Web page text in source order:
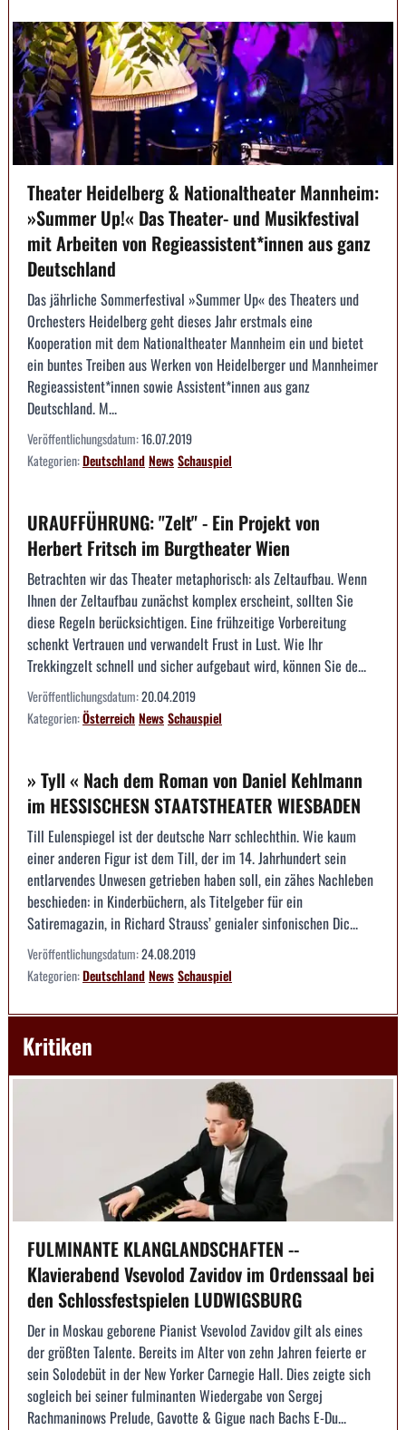
Theater Heidelberg & Nationaltheater Mannheim:
»Summer Up!« Das Theater- und Musikfestival
mit Arbeiten von Regieassistent*innen aus ganz
Deutschland
Das jährliche Sommerfestival »Summer Up« des Theaters und
Orchesters Heidelberg geht dieses Jahr erstmals eine
Kooperation mit dem Nationaltheater Mannheim ein und bietet
ein buntes Treiben aus Werken von Heidelberger und Mannheimer
Regieassistent*innen sowie Assistent*innen aus ganz
Deutschland. M...
Veröffentlichungsdatum:16.07.2019
Kategorien:DeutschlandNewsSchauspiel
URAUFFÜHRUNG: "Zelt" - Ein Projekt von
Herbert Fritsch im Burgtheater Wien
Betrachten wir das Theater metaphorisch: als Zeltaufbau. Wenn
Ihnen der Zeltaufbau zunächst komplex erscheint, sollten Sie
diese Regeln berücksichtigen. Eine frühzeitige Vorbereitung
schenkt Vertrauen und verwandelt Frust in Lust. Wie Ihr
Trekkingzelt schnell und sicher aufgebaut wird, können Sie de...
Veröffentlichungsdatum:20.04.2019
Kategorien:ÖsterreichNewsSchauspiel
» Tyll « Nach dem Roman von Daniel Kehlmann
im HESSISCHESN STAATSTHEATER WIESBADEN
Till Eulenspiegel ist der deutsche Narr schlechthin. Wie kaum
einer anderen Figur ist dem Till, der im 14. Jahrhundert sein
entlarvendes Unwesen getrieben haben soll, ein zähes Nachleben
beschieden: in Kinderbüchern, als Titelgeber für ein
Satiremagazin, in Richard Strauss’ genialer sinfonischen Dic...
Veröffentlichungsdatum:24.08.2019
Kategorien:DeutschlandNewsSchauspiel
Kritiken
FULMINANTE KLANGLANDSCHAFTEN --
Klavierabend Vsevolod Zavidov im Ordenssaal bei
den Schlossfestspielen LUDWIGSBURG
Der in Moskau geborene Pianist Vsevolod Zavidov gilt als eines
der größten Talente. Bereits im Alter von zehn Jahren feierte er
sein Solodebüt in der New Yorker Carnegie Hall. Dies zeigte sich
sogleich bei seiner fulminanten Wiedergabe von Sergej
Rachmaninows Prelude, Gavotte & Gigue nach Bachs E-Du...